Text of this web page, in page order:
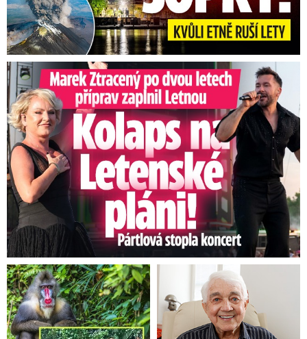
Marek Ztracený na Letné: Pártlová stopla koncert